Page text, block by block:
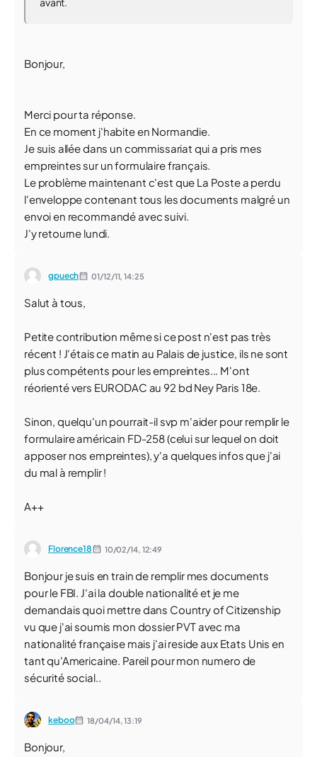
Bonjour,
Merci pour ta réponse.
En ce moment j'habite en Normandie.
Je suis allée dans un commissariat qui a pris mes
empreintes sur un formulaire français.
Le problème maintenant c'est que La Poste a perdu
l'enveloppe contenant tous les documents malgré un
envoi en recommandé avec suivi.
J'y retourne lundi.
gpuech 01/12/11,14:25
Salut à tous,
Petite contribution même si ce post n'est pas très
récent ! J'étais ce matin au Palais de justice, ils ne sont
plus compétents pour les empreintes... M'ont
réorienté vers EURODAC au 92 bd Ney Paris 18e.
Sinon, quelqu'un pourrait-il svp m'aider pour remplir le
formulaire américain FD-258 (celui sur lequel on doit
apposer nos empreintes), y'a quelques infos que j'ai
du mal à remplir !
A++
Florence18 10/02/14, 12:49
Bonjour je suis en train de remplir mes documents
pour le FBI. J'ai la double nationalité et je me
demandais quoi mettre dans Country of Citizenship
vu que j'ai soumis mon dossier PVT avec ma
nationalité française mais j'ai reside aux Etats Unis en
tant qu'Americaine. Pareil pour mon numero de
sécurité social..
keboo 18/04/14,13:19
Bonjour,